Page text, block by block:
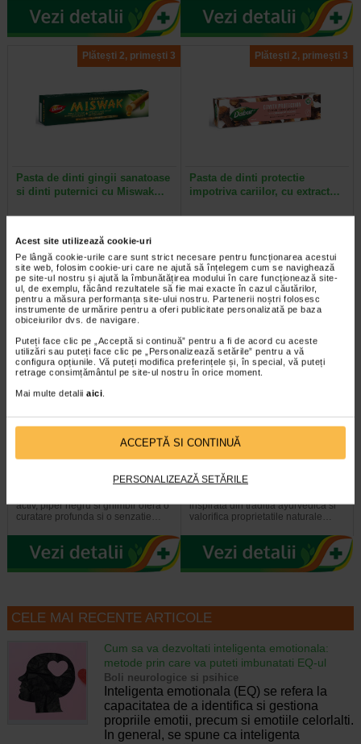
Acest site utilizează cookie-uri
Pe lângă cookie-urile care sunt strict necesare pentru funcționarea acestui
site web, folosim cookie-uri care ne ajută să înțelegem cum se navighează
pe site-ul nostru și ajută la îmbunătățirea modului în care funcționează site-
ul, de exemplu, făcând rezultatele să fie mai exacte în cazul căutărilor,
pentru a măsura performanța site-ului nostru. Partenerii noștri folosesc
instrumente de urmărire pentru a oferi publicitate personalizată pe baza
obiceiurilor dvs. de navigare.
Puteți face clic pe „Acceptă si continuă” pentru a fi de acord cu aceste
utilizări sau puteți face clic pe „Personalizează setările” pentru a vă
configura opțiunile. Vă puteți modifica preferințele și, în special, vă puteți
retrage consimțământul pe site-ul nostru în orice moment.
Mai multe detalii aici.
ACCEPTĂ SI CONTINUĂ
PERSONALIZEAZĂ SETĂRILE
Plătești 2, primești 3
Pasta de dinti gingii sanatoase
si dinti puternici cu Miswak…
utilizarii betisorului de miswak,
Plătești 2, primești 3
Pasta de dinti protectie
impotriva cariilor, cu extract…
Plătești 2, primești 3
Pasta de dinti albire cu
Carbune Activ, fara fluor, 100…
activ, piper negru si ghimbir ofera o
curatare profunda si o senzatie…
Pasta de dinti cu efect
antibacterian cu Neem, fara…
inspirata din traditia ayurvedica si
valorifica proprietatile naturale…
CELE MAI RECENTE ARTICOLE
Cum sa va dezvoltati inteligenta emotionala:
metode prin care va puteti imbunatati EQ-ul
Boli neurologice si psihice
Inteligenta emotionala (EQ) se refera la
capacitatea de a identifica si gestiona
propriile emotii, precum si emotiile celorlalti.
In general, se spune ca inteligenta